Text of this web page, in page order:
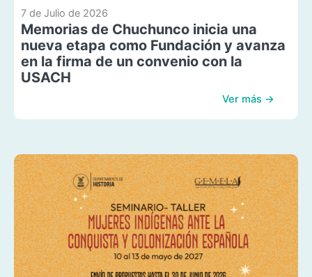
7 de Julio de 2026
Memorias de Chuchunco inicia una
nueva etapa como Fundación y avanza
en la firma de un convenio con la
USACH
Ver más →